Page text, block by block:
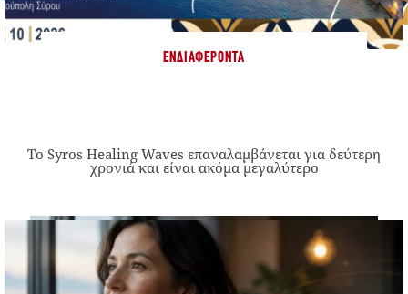
ΕΝΔΙΑΦΈΡΟΝΤΑ
Το Syros Healing Waves επαναλαμβάνεται για δεύτερη
χρονιά και είναι ακόμα μεγαλύτερο